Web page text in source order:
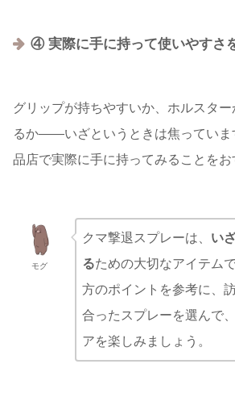
④ 実際に手に持って使いやすさ
グリップが持ちやすいか、ホルスタ
るか——いざというときは焦っていま
品店で実際に手に持ってみることをお
モグ
クマ撃退スプレーは、 い
るための大切なアイテム
方のポイントを参考に、
合ったスプレーを選んで
アを楽しみましょう。